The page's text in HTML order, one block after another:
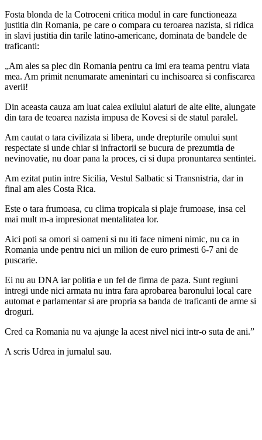
Fosta blonda de la Cotroceni critica modul in care functioneaza
justitia din Romania, pe care o compara cu teroarea nazista, si ridica
in slavi justitia din tarile latino-americane, dominata de bandele de
traficanti:
„Am ales sa plec din Romania pentru ca imi era teama pentru viata
mea. Am primit nenumarate amenintari cu inchisoarea si confiscarea
averii!
Din aceasta cauza am luat calea exilului alaturi de alte elite, alungate
din tara de teoarea nazista impusa de Kovesi si de statul paralel.
Am cautat o tara civilizata si libera, unde drepturile omului sunt
respectate si unde chiar si infractorii se bucura de prezumtia de
nevinovatie, nu doar pana la proces, ci si dupa pronuntarea sentintei.
Am ezitat putin intre Sicilia, Vestul Salbatic si Transnistria, dar in
final am ales Costa Rica.
Este o tara frumoasa, cu clima tropicala si plaje frumoase, insa cel
mai mult m-a impresionat mentalitatea lor.
Aici poti sa omori si oameni si nu iti face nimeni nimic, nu ca in
Romania unde pentru nici un milion de euro primesti 6-7 ani de
puscarie.
Ei nu au DNA iar politia e un fel de firma de paza. Sunt regiuni
intregi unde nici armata nu intra fara aprobarea baronului local care
automat e parlamentar si are propria sa banda de traficanti de arme si
droguri.
Cred ca Romania nu va ajunge la acest nivel nici intr-o suta de ani.”
A scris Udrea in jurnalul sau.